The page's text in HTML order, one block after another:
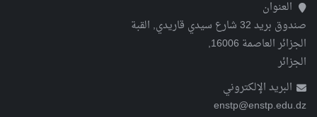
العنوان
صندوق بريد 32 شارع سيدي قاريدي, القبة
الجزائر العاصمة 16006,
الجزائر
البريد الإلكتروني
enstp@enstp.edu.dz